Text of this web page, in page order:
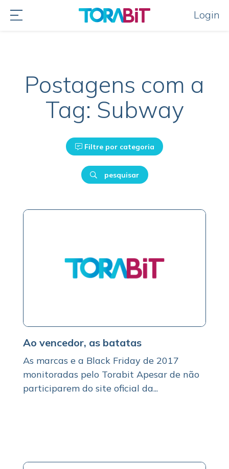
Login
Postagens com a
Tag: Subway
Filtre por categoria
pesquisar
Ao vencedor, as batatas
As marcas e a Black Friday de 2017
monitoradas pelo Torabit Apesar de não
participarem do site oficial da...